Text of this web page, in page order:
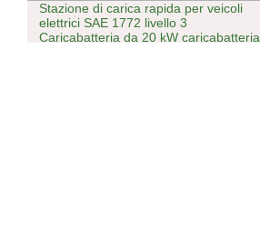
Stazione di carica rapida per veicoli
elettrici SAE 1772 livello 3
Caricabatteria da 20 kW caricabatteria